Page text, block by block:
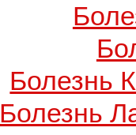
Болезнь
Болезнь